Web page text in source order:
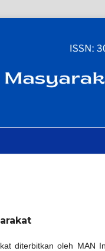
diterbitkan oleh MAN